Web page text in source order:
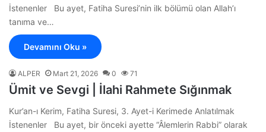
İstenenler Bu ayet, Fatiha Suresi’nin ilk bölümü olan Allah’ı
tanıma ve…
Devamını Oku »
ALPER Mart 21, 2026 0 71
Ümit ve Sevgi | İlahi Rahmete Sığınmak
Kur’an-ı Kerim, Fatiha Suresi, 3. Ayet-i Kerimede Anlatılmak
İstenenler Bu ayet, bir önceki ayette “Âlemlerin Rabbi” olarak